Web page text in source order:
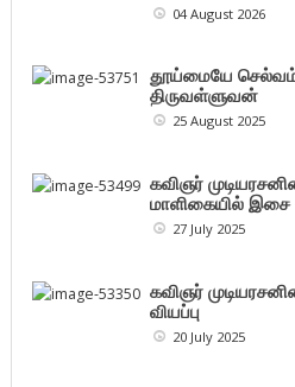
04 August 2026
தூய்மையே
திருவள்ளுவன்
25 August 2025
கவிஞர்
மாளிகையில் இசை
27 July 2025
கவிஞர்
வியப்பு
20 July 2025